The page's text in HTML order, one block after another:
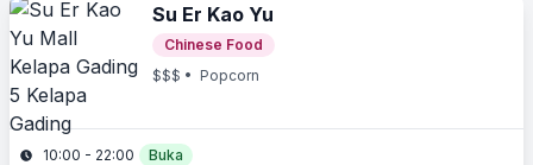
Su Er Kao Yu
Chinese Food
$$$ • Popcorn
10:00 - 22:00
Buka